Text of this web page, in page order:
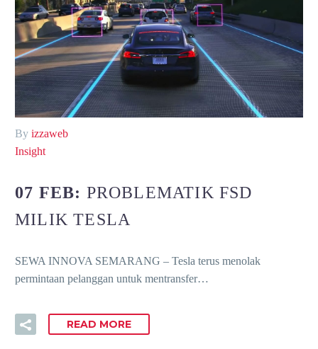
By izzaweb
Insight
07 FEB: PROBLEMATIK FSD
MILIK TESLA
SEWA INNOVA SEMARANG – Tesla terus menolak
permintaan pelanggan untuk mentransfer…
READ MORE